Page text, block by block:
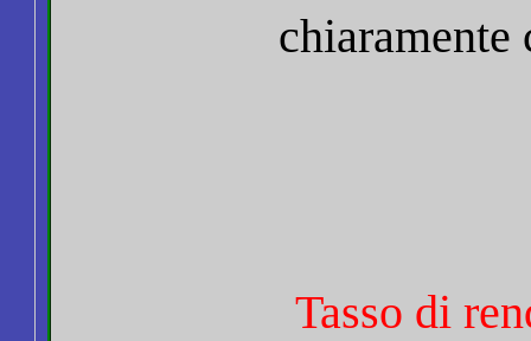
chiaramente
Tasso di